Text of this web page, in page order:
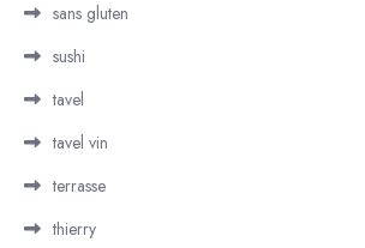
sans gluten
sushi
tavel
tavel vin
terrasse
thierry